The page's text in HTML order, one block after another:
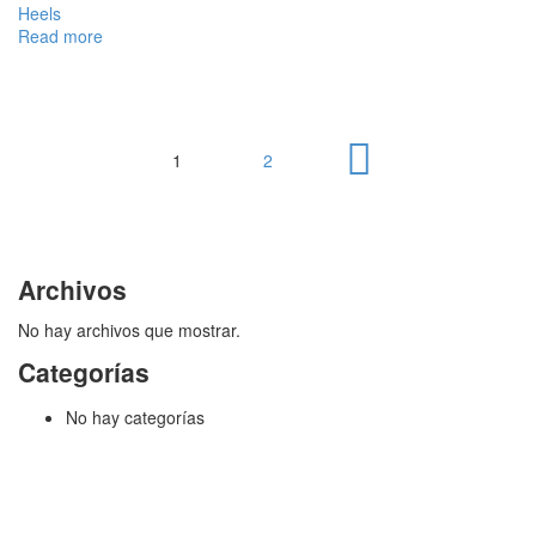
Heels
Read more
1 2
Archivos
No hay archivos que mostrar.
Categorías
No hay categorías